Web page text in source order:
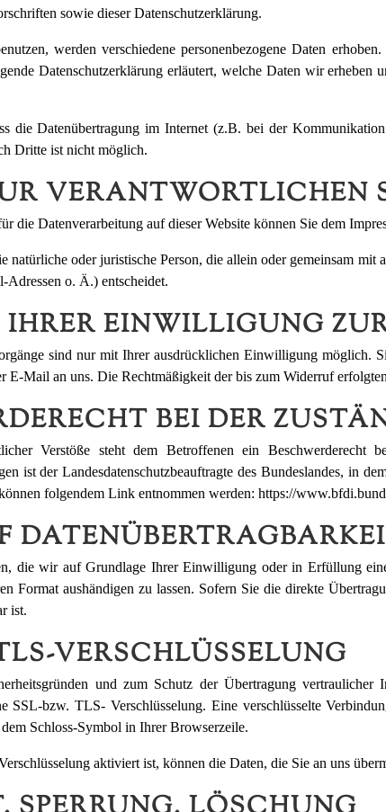
sowie dieser Datenschutzerklärung.
werden verschiedene personenbezogene Daten
Datenschutzerklärung erläutert, welche Daten wir
die Datenübertragung im Internet (z.B. bei der
Dritte ist nicht möglich.
VERANTWORTLICHEN
die Datenverarbeitung auf dieser Website können Sie dem
natürliche oder juristische Person, die allein oder gemeinsam
o. Ä.) entscheidet.
IHRER EINWILLIGUNG
sind nur mit Ihrer ausdrücklichen Einwilligung möglich.
E-Mail an uns. Die Rechtmäßigkeit der bis zum Widerruf
BEI DER
Verstöße steht dem Betroffenen ein Beschwerderecht
ist der Landesdatenschutzbeauftragte des Bundeslandes, in
folgendem Link entnommen werden: https://
die wir auf Grundlage Ihrer Einwilligung oder in Erfüllung
Format aushändigen zu lassen. Sofern Sie die direkte
ist.
VERSCHLÜSSELUNG
und zum Schutz der Übertragung
SSL-bzw. TLS- Verschlüsselung. Eine verschlüsselte
Schloss-Symbol in Ihrer Browserzeile.
aktiviert ist, können die Daten, die Sie an uns